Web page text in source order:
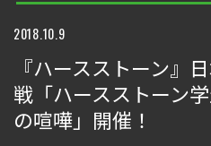
2018.10.9
『ハースストーン』
戦「ハースストーン
の喧嘩」開催！